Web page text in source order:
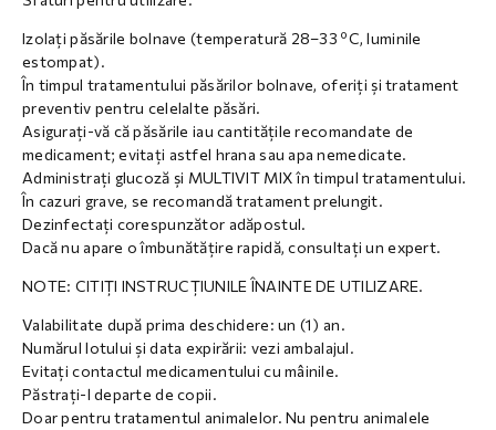
Izolați păsările bolnave (temperatură 28–33 ºC, luminile
estompat).
În timpul tratamentului păsărilor bolnave, oferiți și tratament
preventiv pentru celelalte păsări.
Asigurați-vă că păsările iau cantitățile recomandate de
medicament; evitați astfel hrana sau apa nemedicate.
Administrați glucoză și MULTIVIT MIX în timpul tratamentului.
În cazuri grave, se recomandă tratament prelungit.
Dezinfectați corespunzător adăpostul.
Dacă nu apare o îmbunătățire rapidă, consultați un expert.
NOTE: CITIȚI INSTRUCȚIUNILE ÎNAINTE DE UTILIZARE.
Valabilitate după prima deschidere: un (1) an.
Numărul lotului și data expirării: vezi ambalajul.
Evitați contactul medicamentului cu mâinile.
Păstrați-l departe de copii.
Doar pentru tratamentul animalelor. Nu pentru animalele